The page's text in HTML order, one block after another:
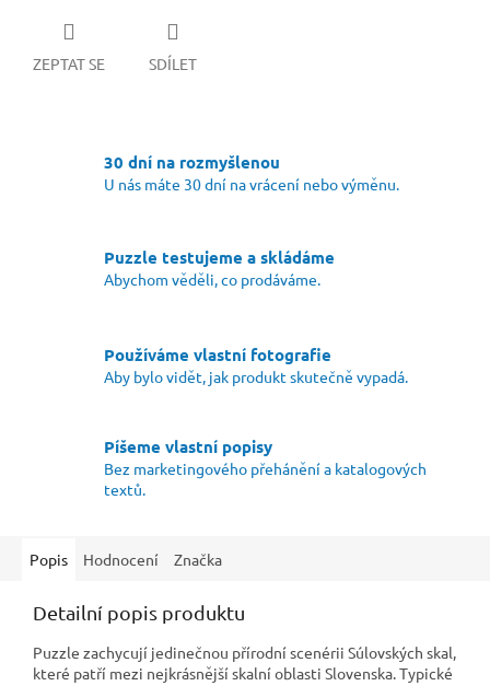
ZEPTAT SE SDÍLET
30 dní na rozmyšlenou
U nás máte 30 dní na vrácení nebo výměnu.
Puzzle testujeme a skládáme
Abychom věděli, co prodáváme.
Používáme vlastní fotografie
Aby bylo vidět, jak produkt skutečně vypadá.
Píšeme vlastní popisy
Bez marketingového přehánění a katalogových
textů.
Popis Hodnocení Značka
Detailní popis produktu
Puzzle zachycují jedinečnou přírodní scenérii Súlovských skal,
které patří mezi nejkrásnější skalní oblasti Slovenska. Typické